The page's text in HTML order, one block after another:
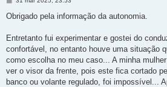
n
g
m
Obrigado pela informação da autonomia.
Entretanto fui experimentar e gostei do
confortável, no entanto houve uma situação
como escolha no meu caso... A minha
ver o visor da frente, pois este fica cortado
banco ou volante regulado, foi impossível...